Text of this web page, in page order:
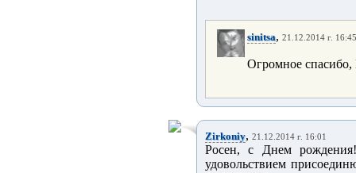
sinitsa, 21.12.2014 г. 16:45
Огромное
Zirkoniy, 21.12.2014 г. 16:01
Росен, с Днем
удовольствием